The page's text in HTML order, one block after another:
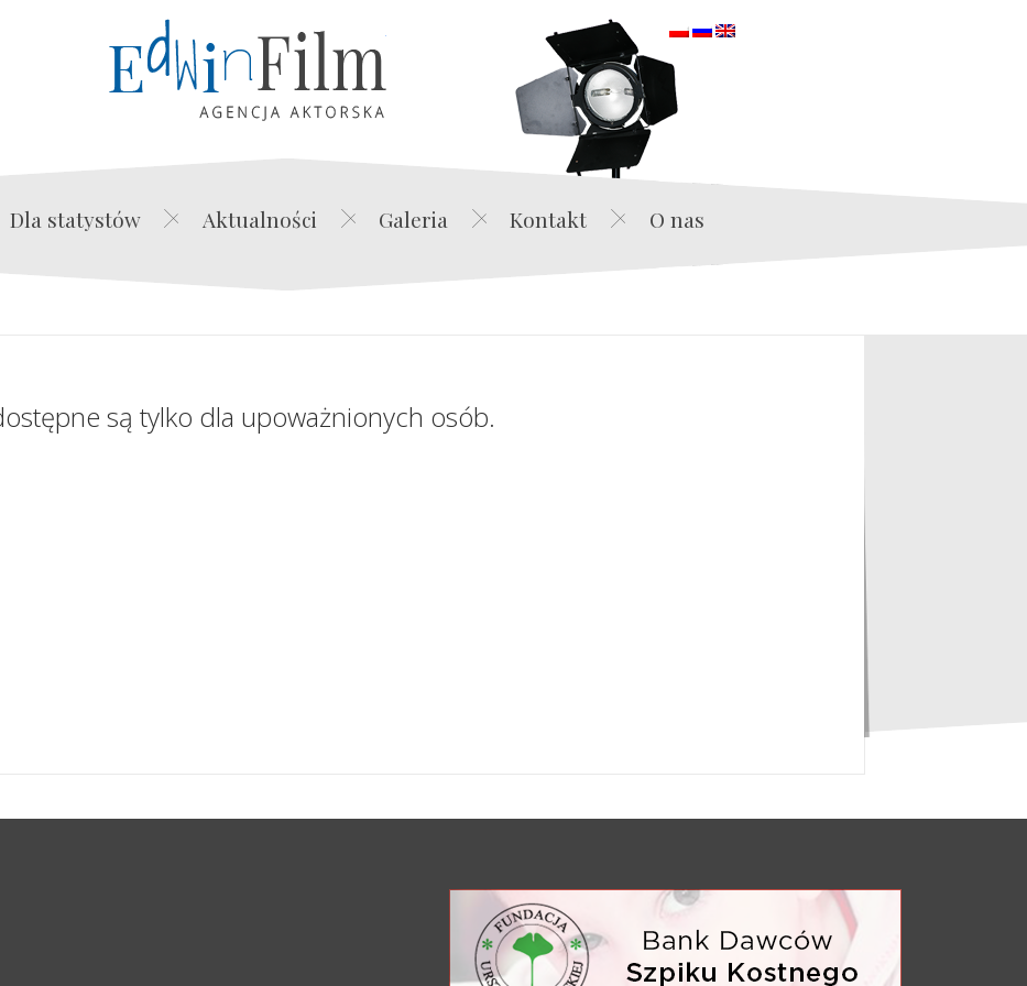
Edwin Film Agencja Aktorska
Dla statystów Aktualności Galeria Kontakt O nas
są tylko dla upoważnionych osób.